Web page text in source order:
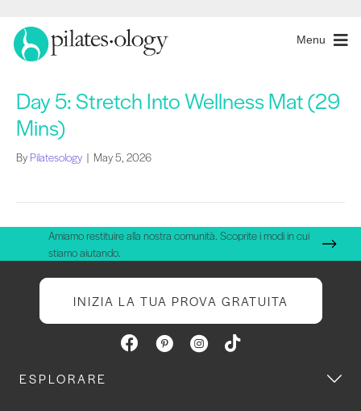
Menu
Day 5: Stretch Into Wellness Mat (29
Mins)
By Pilatesology | May 5, 2026
Amiamo restituire alla nostra comunità. Scoprite i modi in cui
stiamo aiutando.
INIZIA LA TUA PROVA GRATUITA
ESPLORARE